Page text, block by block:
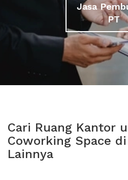
Jasa
PT
Cari Ruang Kantor
Coworking Space
Lainnya